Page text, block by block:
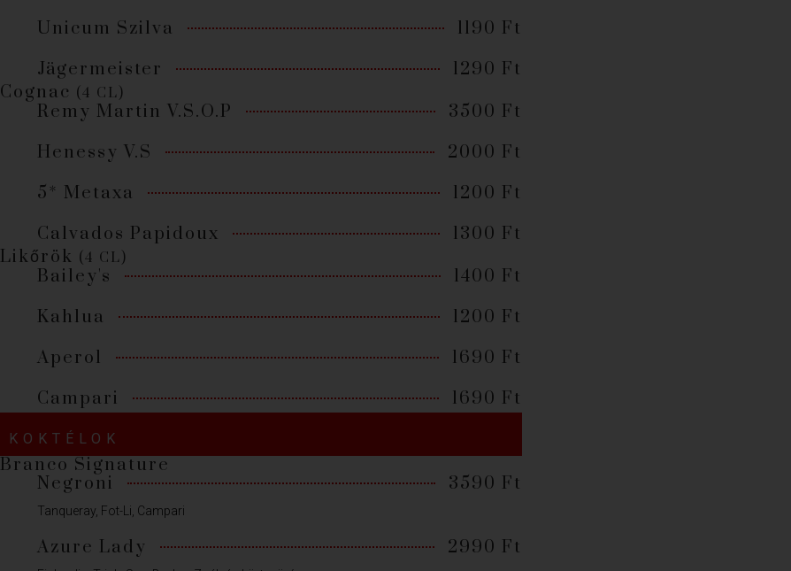
Unicum Szilva
1190 Ft
Jägermeister
1290 Ft
Cognac (4 CL)
Remy Martin V.S.O.P
3500 Ft
Henessy V.S
2000 Ft
5* Metaxa
1200 Ft
Calvados Papidoux
1300 Ft
Likőrök (4 CL)
Bailey's
1400 Ft
Kahlua
1200 Ft
Aperol
1690 Ft
Campari
1690 Ft
KOKTÉLOK
Branco Signature
Negroni
3590 Ft
Tanqueray, Fot-Li, Campari
Azure Lady 2990 Ft